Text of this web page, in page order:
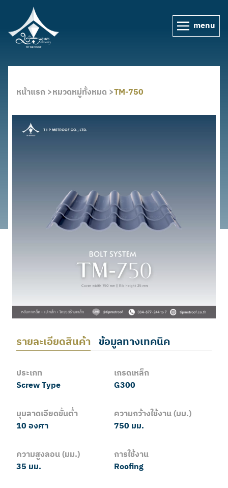
menu
หน้าแรก >หมวดหมู่ทั้งหมด >TM-750
รายละเอียดสินค้า ข้อมูลทางเทคนิค
ประเภท
Screw Type
เกรดเหล็ก
G300
มุมลาดเอียดขั้นต่ำ
10 องศา
ความกว้างใช้งาน (มม.)
750 มม.
ความสูงลอน (มม.)
35 มม.
การใช้งาน
Roofing